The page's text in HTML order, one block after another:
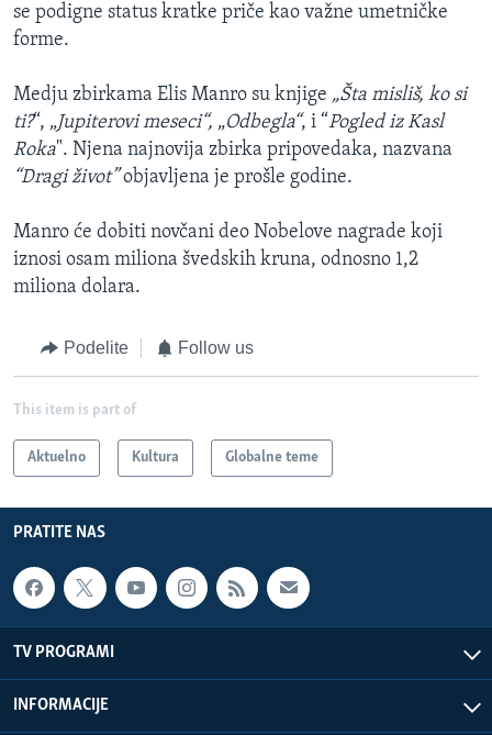
se podigne status kratke priče kao važne umetničke
forme.
Medju zbirkama Elis Manro su knjige „Šta misliš, ko si
ti?“, „Jupiterovi meseci“, „Odbegla“, i “Pogled iz Kasl
Roka". Njena najnovija zbirka pripovedaka, nazvana
“Dragi život”objavljena je prošle godine.
Manro će dobiti novčani deo Nobelove nagrade koji
iznosi osam miliona švedskih kruna, odnosno 1,2
miliona dolara.
Podelite Follow us
This item is part of
Aktuelno Kultura Globalne teme
PRATITE NAS
TV PROGRAMI
INFORMACIJE